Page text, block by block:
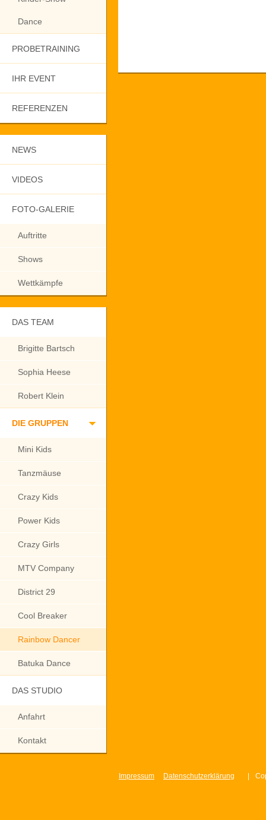
Dance
PROBETRAINING
IHR EVENT
REFERENZEN
NEWS
VIDEOS
FOTO-GALERIE
Auftritte
Shows
Wettkämpfe
DAS TEAM
Brigitte Bartsch
Sophia Heese
Robert Klein
DIE GRUPPEN
Mini Kids
Tanzmäuse
Crazy Kids
Power Kids
Crazy Girls
MTV Company
District 29
Cool Breaker
Rainbow Dancer
Batuka Dance
DAS STUDIO
Anfahrt
Kontakt
Impressum Datenschutzerklärung